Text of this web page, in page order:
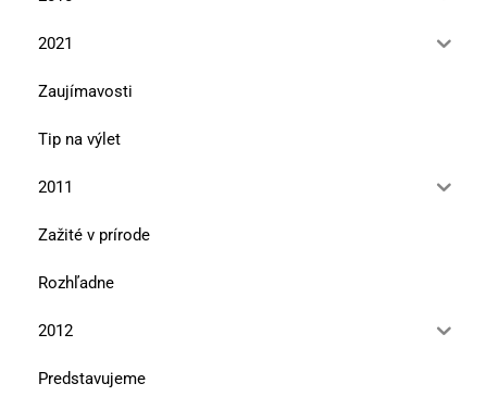
2021
Zaujímavosti
Tip na výlet
2011
Zažité v prírode
Rozhľadne
2012
Predstavujeme